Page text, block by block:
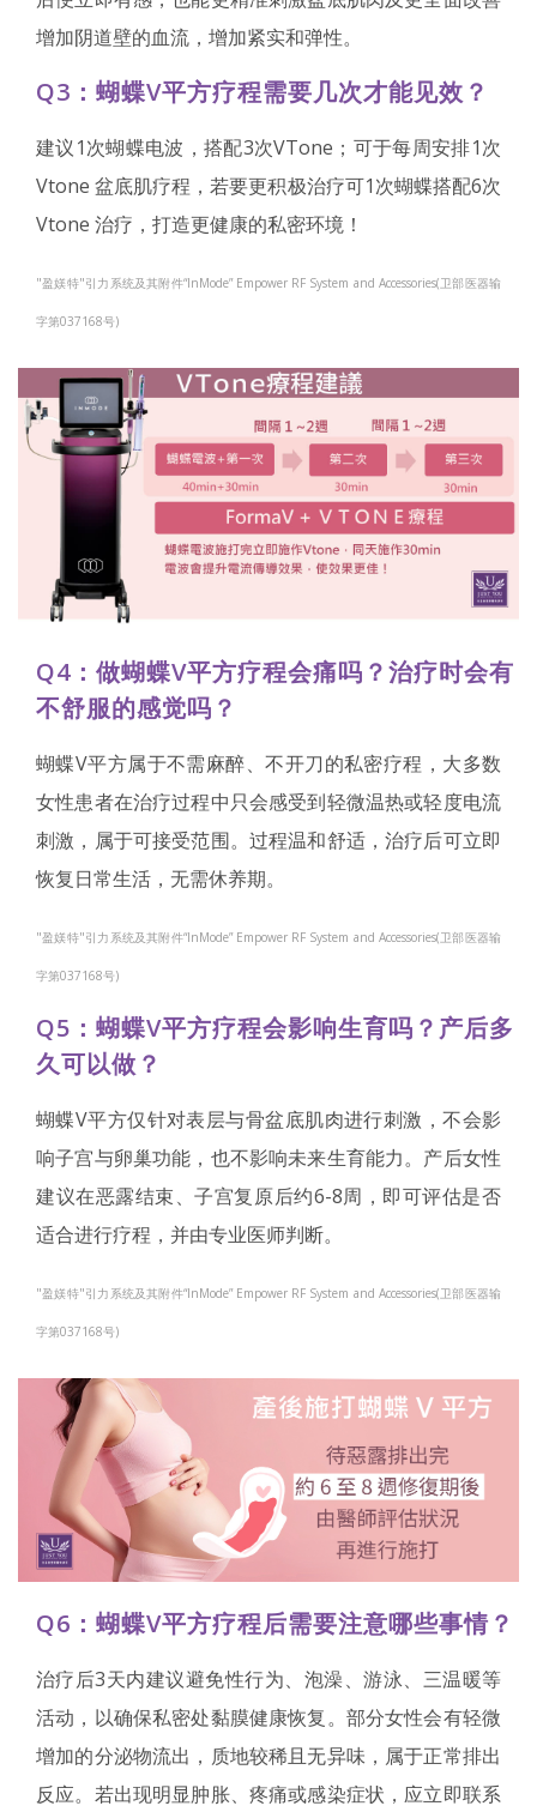
增加阴道壁的血流，增加紧实和弹性。
Q3：蝴蝶V平方疗程需要几次才能见效？
建议1次蝴蝶电波，搭配3次VTone；可于每周安排1次
Vtone 盆底肌疗程，若要更积极治疗可1次蝴蝶搭配6次
Vtone 治疗，打造更健康的私密环境！
"盈媄特"引力系统及其附件“InMode” Empower RF System and Accessories(卫部医器输
字第037168号)
Q4：做蝴蝶V平方疗程会痛吗？治疗时会有
不舒服的感觉吗？
蝴蝶V平方属于不需麻醉、不开刀的私密疗程，大多数
女性患者在治疗过程中只会感受到轻微温热或轻度电流
刺激，属于可接受范围。过程温和舒适，治疗后可立即
恢复日常生活，无需休养期。
"盈媄特"引力系统及其附件“InMode” Empower RF System and Accessories(卫部医器输
字第037168号)
Q5：蝴蝶V平方疗程会影响生育吗？产后多
久可以做？
蝴蝶V平方仅针对表层与骨盆底肌肉进行刺激，不会影
响子宫与卵巢功能，也不影响未来生育能力。产后女性
建议在恶露结束、子宫复原后约6-8周，即可评估是否
适合进行疗程，并由专业医师判断。
"盈媄特"引力系统及其附件“InMode” Empower RF System and Accessories(卫部医器输
字第037168号)
Q6：蝴蝶V平方疗程后需要注意哪些事情？
治疗后3天内建议避免性行为、泡澡、游泳、三温暖等
活动，以确保私密处黏膜健康恢复。部分女性会有轻微
增加的分泌物流出，质地较稀且无异味，属于正常排出
反应。若出现明显肿胀、疼痛或感染症状，应立即联系